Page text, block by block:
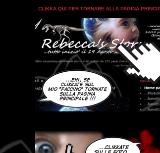
...CLIKKA QUI PER TORNARE ALLA PAGINA